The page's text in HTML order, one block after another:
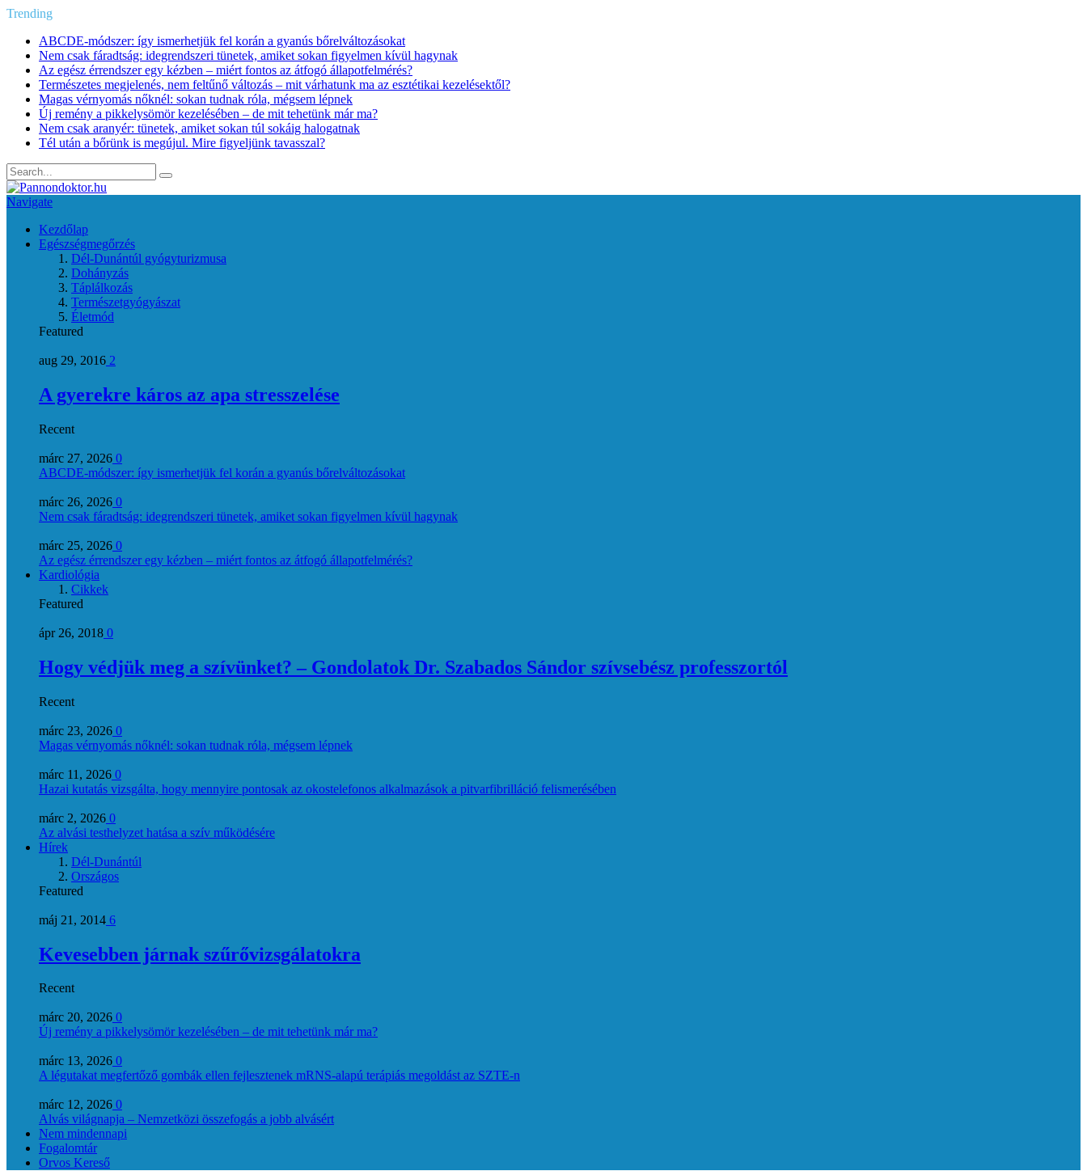
Trending
ABCDE‑módszer: így ismerhetjük fel korán a gyanús bőrelváltozásokat
Nem csak fáradtság: idegrendszeri tünetek, amiket sokan figyelmen kívül hagynak
Az egész érrendszer egy kézben – miért fontos az átfogó állapotfelmérés?
Természetes megjelenés, nem feltűnő változás – mit várhatunk ma az esztétikai kezelésektől?
Magas vérnyomás nőknél: sokan tudnak róla, mégsem lépnek
Új remény a pikkelysömör kezelésében – de mit tehetünk már ma?
Nem csak aranyér: tünetek, amiket sokan túl sokáig halogatnak
Tél után a bőrünk is megújul. Mire figyeljünk tavasszal?
Navigate
Kezdőlap
Egészségmegőrzés
Dél-Dunántúl gyógyturizmusa
Dohányzás
Táplálkozás
Természetgyógyászat
Életmód
Featured
aug 29, 2016 2
A gyerekre káros az apa stresszelése
Recent
márc 27, 2026 0
ABCDE‑módszer: így ismerhetjük fel korán a gyanús bőrelváltozásokat
márc 26, 2026 0
Nem csak fáradtság: idegrendszeri tünetek, amiket sokan figyelmen kívül hagynak
márc 25, 2026 0
Az egész érrendszer egy kézben – miért fontos az átfogó állapotfelmérés?
Kardiológia
Cikkek
Featured
ápr 26, 2018 0
Hogy védjük meg a szívünket? – Gondolatok Dr. Szabados Sándor szívsebész professzortól
Recent
márc 23, 2026 0
Magas vérnyomás nőknél: sokan tudnak róla, mégsem lépnek
márc 11, 2026 0
Hazai kutatás vizsgálta, hogy mennyire pontosak az okostelefonos alkalmazások a pitvarfibrilláció felismerésében
márc 2, 2026 0
Az alvási testhelyzet hatása a szív működésére
Hírek
Dél-Dunántúl
Országos
Featured
máj 21, 2014 6
Kevesebben járnak szűrővizsgálatokra
Recent
márc 20, 2026 0
Új remény a pikkelysömör kezelésében – de mit tehetünk már ma?
márc 13, 2026 0
A légutakat megfertőző gombák ellen fejlesztenek mRNS-alapú terápiás megoldást az SZTE-n
márc 12, 2026 0
Alvás világnapja – Nemzetközi összefogás a jobb alvásért
Nem mindennapi
Fogalomtár
Orvos Kereső